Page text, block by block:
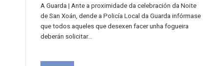
A Guarda | Ante a proximidade da celebración da Noite
de San Xoán, dende a Policía Local da Guarda infórmase
que todos aqueles que desexen facer unha fogueira
deberán solicitar…